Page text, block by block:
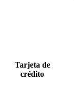
Tarjeta de
crédito